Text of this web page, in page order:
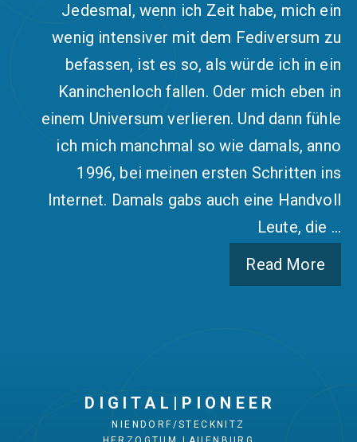
Jedesmal, wenn ich Zeit habe, mich ein
wenig intensiver mit dem Fediversum zu
befassen, ist es so, als würde ich in ein
Kaninchenloch fallen. Oder mich eben in
einem Universum verlieren. Und dann fühle
ich mich manchmal so wie damals, anno
1996, bei meinen ersten Schritten ins
Internet. Damals gabs auch eine Handvoll
Leute, die …
Read More
D I G I T A L | P I O N E E R
NIENDORF/STECKNITZ